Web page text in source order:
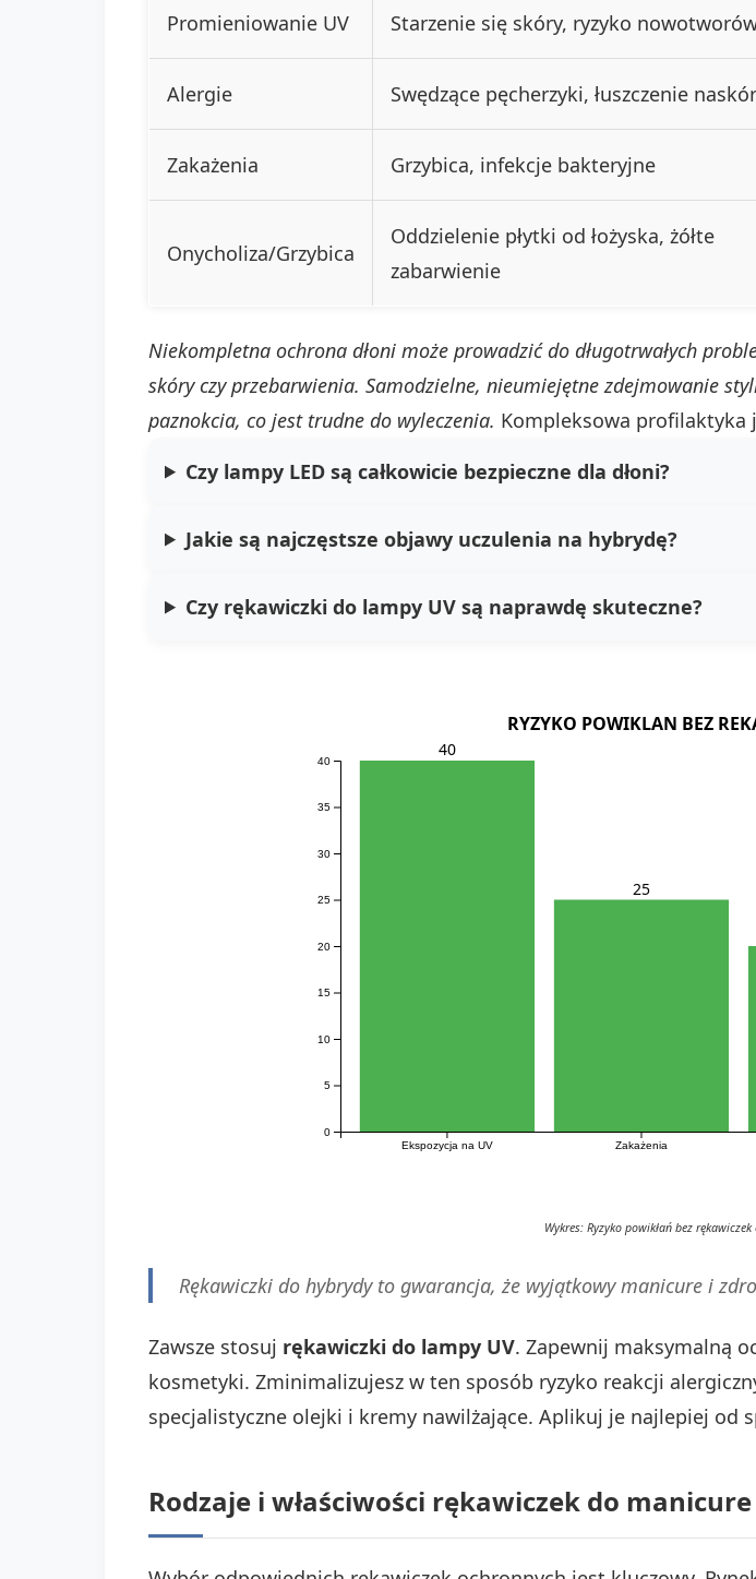
Promieniowanie UV Starzenie się skóry, ryzyko
Alergie Swędzące pęcherzyki, łuszczenie
Zakażenia Grzybica, infekcje bakteryjne
Onycholiza/Grzybica
Oddzielenie płytki od łożyska, żółte
zabarwienie
Niekompletna ochrona dłoni może prowadzić do długotrwałych
skóry czy przebarwienia. Samodzielne, nieumiejętne zdejmowanie
paznokcia, co jest trudne do wyleczenia. Kompleksowa profilaktyka
Czy lampy LED są całkowicie bezpieczne dla dłoni?
Jakie są najczęstsze objawy uczulenia na hybrydę?
Czy rękawiczki do lampy UV są naprawdę skuteczne?
RYZYKO POWIKLAN BEZ
Ekspozycja na UV Zakażenia
0
5
10
15
20
25
30
35
40
40
25
Wykres: Ryzyko powikłań bez
Rękawiczki do hybrydy to gwarancja, że wyjątkowy manicure i
Zawsze stosuj rękawiczki do lampy UV. Zapewnij maksymalną
kosmetyki. Zminimalizujesz w ten sposób ryzyko reakcji
specjalistyczne olejki i kremy nawilżające. Aplikuj je najlepiej od
Rodzaje i właściwości rękawiczek do